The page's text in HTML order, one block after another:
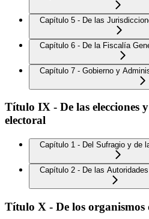
Capítulo 5 - De las
Capítulo 6 - De la Fiscalía
Capítulo 7 - Gobierno y
Título IX - De las elecciones
electoral
Capítulo 1 - Del Sufragio y de
Capítulo 2 - De las
Título X - De los organismos